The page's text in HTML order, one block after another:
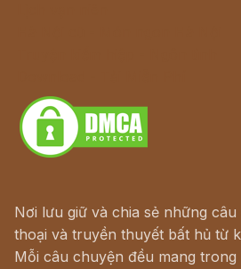
Nơi lưu giữ và chia sẻ những
thoại và truyền thuyết bất hủ từ
Mỗi câu chuyện đều mang